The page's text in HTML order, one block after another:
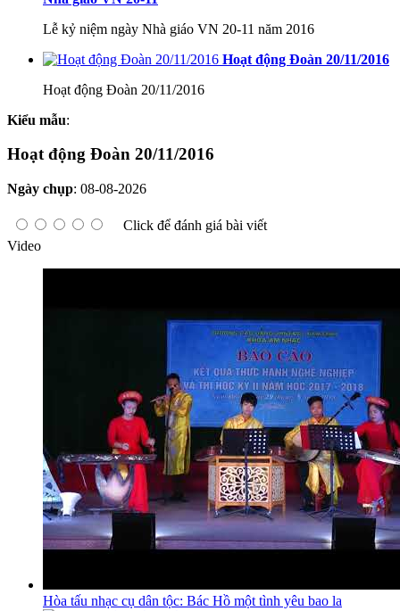
Lễ kỷ niệm ngày Nhà giáo VN 20-11 năm 2016
Hoạt động Đoàn 20/11/2016
Hoạt động Đoàn 20/11/2016
Kiểu mẫu:
Hoạt động Đoàn 20/11/2016
Ngày chụp: 08-08-2026
Click để đánh giá bài viết
Video
Hòa tấu nhạc cụ dân tộc: Bác Hồ một tình yêu bao la